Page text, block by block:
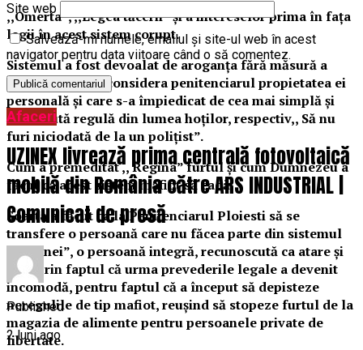
,,Omerta”, ,,Legea tăcerii” și a intereselor prima în fața
legii în acest sistem corupt.
Sistemul a fost devoalat de aroganța fără măsură a
,,Reginei”, care considera penitenciarul propietatea ei
personală și care s-a împiedicat de cea mai simplă și
cunoscută regulă din lumea hoților, respectiv,, Să nu
furi niciodată de la un polițist”.
Cum a premeditat ,, Regina” furtul și cum Dumnezeu a
făcut ca acest sistem mafiot să cadă.
Soarta a făcut ca la Penitenciarul Ploiesti să se
transfere o persoană care nu făcea parte din sistemul
,,Reginei”, o persoană integră, recunoscută ca atare și
care prin faptul că urma prevederile legale a devenit
incomodă, pentru faptul că a început să depisteze
neregulile de tip mafiot, reușind să stopeze furtul de la
magazia de alimente pentru persoanele private de
libertate.
Site web
Salvează-mi numele, emailul și site-ul web în acest
navigator pentru data viitoare când o să comentez.
Afaceri
UZINEX livrează prima centrală fotovoltaică
mobilă din România către ARS INDUSTRIAL |
Comunicat de presă
Published
2 luni ago